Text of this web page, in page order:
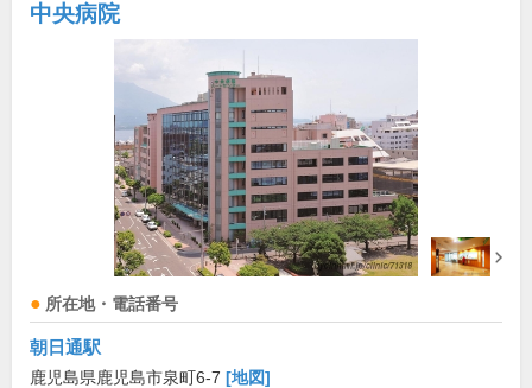
中央病院
所在地・電話番号
朝日通駅
鹿児島県鹿児島市泉町6-7 [地図]